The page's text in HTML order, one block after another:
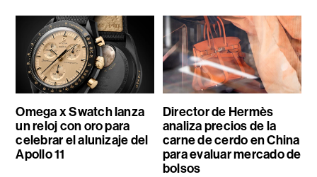
Omega x Swatch lanza
un reloj con oro para
celebrar el alunizaje del
Apollo 11
Director de Hermès
analiza precios de la
carne de cerdo en China
para evaluar mercado de
bolsos